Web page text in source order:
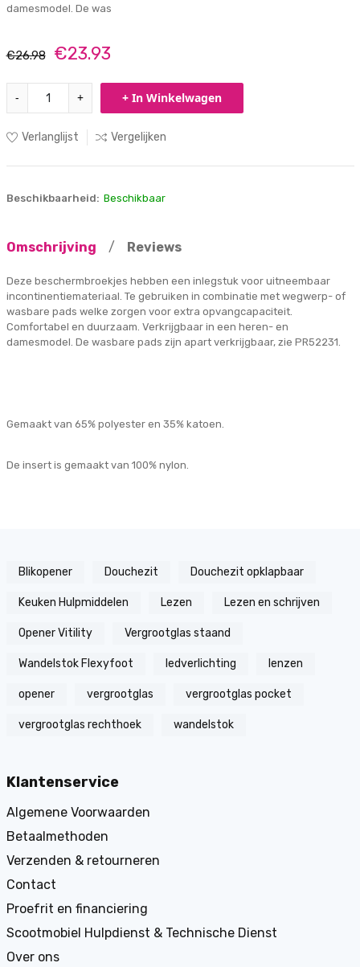
damesmodel. De was
€26.98 €23.93
- + + In Winkelwagen
Verlanglijst Vergelijken
Beschikbaarheid: Beschikbaar
Omschrijving / Reviews
Deze beschermbroekjes hebben een inlegstuk voor uitneembaar
incontinentiemateriaal. Te gebruiken in combinatie met wegwerp- of
wasbare pads welke zorgen voor extra opvangcapaciteit.
Comfortabel en duurzaam. Verkrijgbaar in een heren- en
damesmodel. De wasbare pads zijn apart verkrijgbaar, zie PR52231.
Gemaakt van 65% polyester en 35% katoen.
De insert is gemaakt van 100% nylon.
Blikopener Douchezit Douchezit opklapbaar
Keuken Hulpmiddelen Lezen Lezen en schrijven
Opener Vitility Vergrootglas staand
Wandelstok Flexyfoot ledverlichting lenzen
opener vergrootglas vergrootglas pocket
vergrootglas rechthoek wandelstok
Klantenservice
Algemene Voorwaarden
Betaalmethoden
Verzenden & retourneren
Contact
Proefrit en financiering
Scootmobiel Hulpdienst & Technische Dienst
Over ons